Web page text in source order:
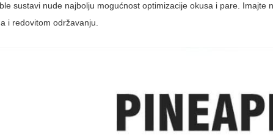
sustavi nude najbolju mogućnost optimizacije okusa i pare. Imajte
i redovitom održavanju.